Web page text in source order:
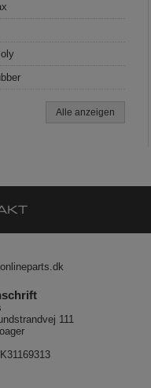
Alle anzeigen
111